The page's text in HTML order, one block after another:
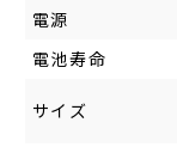
電源
電池寿命
サイズ